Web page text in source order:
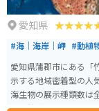
愛知県
#海｜海岸｜岬 #動植
愛知県蒲郡市にある「
示する地域密着型の人
海生物の展示種類数は全国トッ
ら、館内は見応えたっ